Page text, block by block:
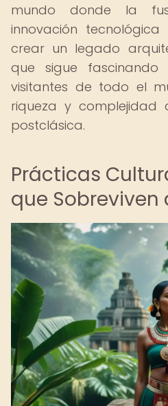
mundo donde la
innovación
crear un legado
que sigue
visitantes de todo el
riqueza y
postclásica.
Prácticas
que Sobreviven